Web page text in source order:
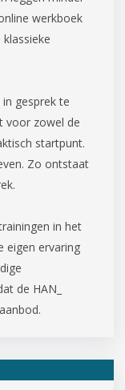
werkboek
gesprek te
voor zowel de
startpunt.
Zo ontstaat
in het
eigen ervaring
de HAN_